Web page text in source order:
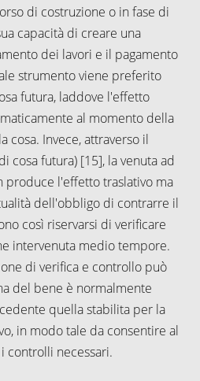
di costruzione o in fase di
capacità di creare una
dei lavori e il pagamento
strumento viene preferito
futura, laddove l'effetto
al momento della
cosa. Invece, attraverso il
cosa futura) [15], la venuta ad
produce l'effetto traslativo ma
dell'obbligo di contrarre il
così riservarsi di verificare
intervenuta medio tempore.
di verifica e controllo può
del bene è normalmente
quella stabilita per la
in modo tale da consentire al
controlli necessari.